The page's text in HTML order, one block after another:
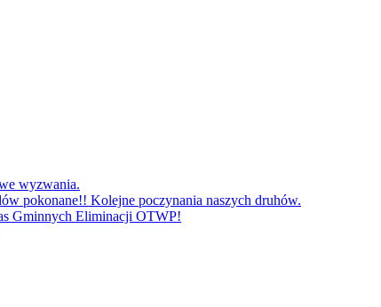
wyzwania.
pokonane!! Kolejne poczynania naszych druhów.
Gminnych Eliminacji OTWP!